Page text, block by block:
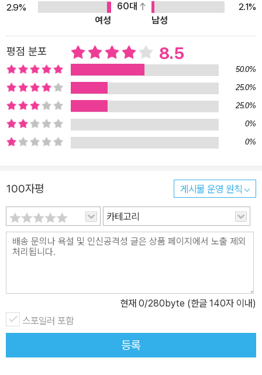
려 놓으면 누가 봐도 ‘이건 하루키네’ 하고 말한다. 안자이 미즈마루가
국내에서 수많은 독자들의 마음을 사로잡은 것은 ‘무라카미 하루키의
단짝 일러스트레이터’라서가 아니라 하루키의 마음을 시각화해서 보
여주는 유일한 일러스트레이터였기 때문이다. 또한 무라카미 하루키
의 평생 동반자인 무라카미 요코가 직접 찍은 스냅사진도 이 에세이
집이 주는 소소한 즐거움 중 하나다.
2.9%
60대
2.1%
여성
남성
평점 분포 8.5
50.0%
25.0%
25.0%
0%
0%
100자평 게시물 운영 원칙
카테고리
현재 0/280byte (한글 140자 이내)
스포일러 포함
등록